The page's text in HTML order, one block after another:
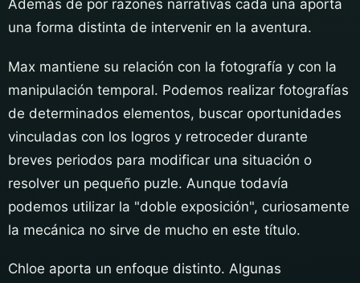
Además de por razones narrativas cada una aporta
una forma distinta de intervenir en la aventura.
Max mantiene su relación con la fotografía y con la
manipulación temporal. Podemos realizar fotografías
de determinados elementos, buscar oportunidades
vinculadas con los logros y retroceder durante
breves periodos para modificar una situación o
resolver un pequeño puzle. Aunque todavía
podemos utilizar la "doble exposición", curiosamente
la mecánica no sirve de mucho en este título.
Chloe aporta un enfoque distinto. Algunas